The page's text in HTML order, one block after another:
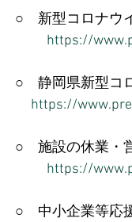
○　新型コロナウ
https://
○　静岡県新型コ
https://
○　施設の休業・
https://
○　中小企業等応